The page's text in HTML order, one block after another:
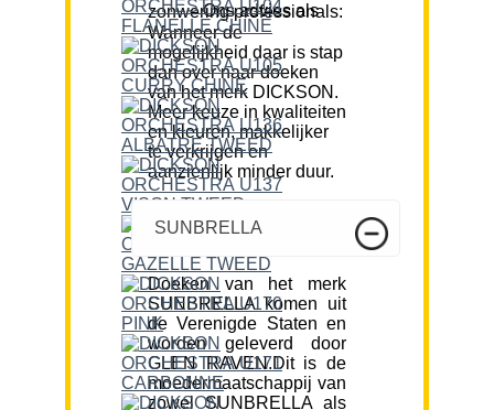
Ons advies als zonwering professionals:
Wanneer de
mogelijkheid daar is stap
dan over naar doeken
van het merk DICKSON.
Meer keuze in kwaliteiten
en kleuren, makkelijker
te verkrijgen en
aanzienlijk minder duur.
SUNBRELLA
Doeken van het merk
SUNBRELLA komen uit
de Verenigde Staten en
worden geleverd door
GLEN RAVEN.Dit is de
moedermaatschappij van
zowel SUNBRELLA als